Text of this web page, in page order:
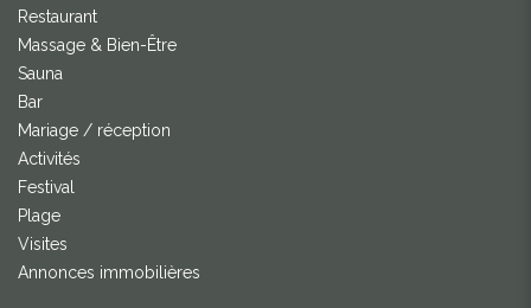
Restaurant
Massage & Bien-Être
Sauna
Bar
Mariage / réception
Activités
Festival
Plage
Visites
Annonces immobilières